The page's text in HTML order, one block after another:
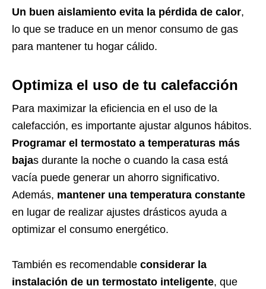
Un buen aislamiento evita la pérdida de calor,
lo que se traduce en un menor consumo de gas
para mantener tu hogar cálido.
Optimiza el uso de tu calefacción
Para maximizar la eficiencia en el uso de la
calefacción, es importante ajustar algunos hábitos.
Programar el termostato a temperaturas más
bajas durante la noche o cuando la casa está
vacía puede generar un ahorro significativo.
Además, mantener una temperatura constante
en lugar de realizar ajustes drásticos ayuda a
optimizar el consumo energético.
También es recomendable considerar la
instalación de un termostato inteligente, que